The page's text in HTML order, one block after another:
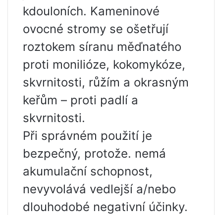
kdouloních. Kameninové
ovocné stromy se ošetřují
roztokem síranu měďnatého
proti monilióze, kokomykóze,
skvrnitosti, růžím a okrasným
keřům – proti padlí a
skvrnitosti.
Při správném použití je
bezpečný, protože. nemá
akumulační schopnost,
nevyvolává vedlejší a/nebo
dlouhodobé negativní účinky.